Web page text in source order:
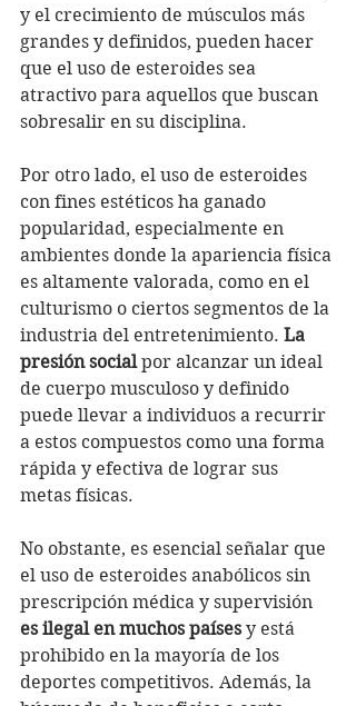
y el crecimiento de músculos más
grandes y definidos, pueden hacer
que el uso de esteroides sea
atractivo para aquellos que buscan
sobresalir en su disciplina.
Por otro lado, el uso de esteroides
con fines estéticos ha ganado
popularidad, especialmente en
ambientes donde la apariencia física
es altamente valorada, como en el
culturismo o ciertos segmentos de la
industria del entretenimiento. La
presión social por alcanzar un ideal
de cuerpo musculoso y definido
puede llevar a individuos a recurrir
a estos compuestos como una forma
rápida y efectiva de lograr sus
metas físicas.
No obstante, es esencial señalar que
el uso de esteroides anabólicos sin
prescripción médica y supervisión
es ilegal en muchos países y está
prohibido en la mayoría de los
deportes competitivos. Además, la